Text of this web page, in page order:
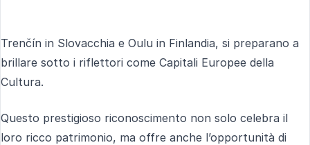
Trenčín in Slovacchia e Oulu in Finlandia, si preparano a
brillare sotto i riflettori come Capitali Europee della
Cultura.
Questo prestigioso riconoscimento non solo celebra il
loro ricco patrimonio, ma offre anche l’opportunità di